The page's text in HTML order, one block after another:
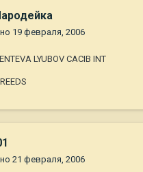
19 февраля, 2006
LYUBOV CACIB INT
21 февраля, 2006